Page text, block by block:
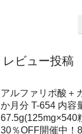
レビュー投稿
アルファリポ酸＋
か月分 T-654 内容
67.5g(125mg×540
30％OFF開催中！